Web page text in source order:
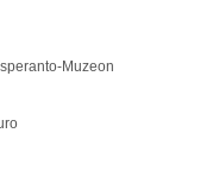
Muzeon